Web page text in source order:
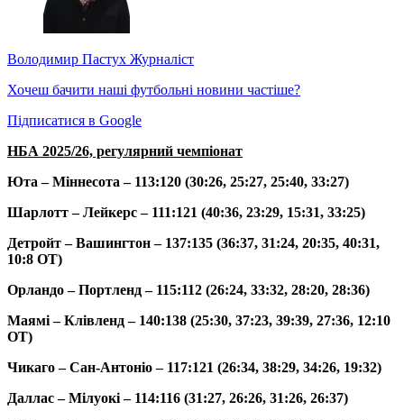
Володимир Пастух Журналіст
Хочеш бачити наші футбольні новини частіше?
Підписатися в Google
НБА 2025/26, регулярний чемпіонат
Юта – Міннесота – 113:120 (30:26, 25:27, 25:40, 33:27)
Шарлотт – Лейкерс – 111:121 (40:36, 23:29, 15:31, 33:25)
Детройт – Вашингтон – 137:135 (36:37, 31:24, 20:35, 40:31,
10:8 ОТ)
Орландо – Портленд – 115:112 (26:24, 33:32, 28:20, 28:36)
Маямі – Клівленд – 140:138 (25:30, 37:23, 39:39, 27:36, 12:10
ОТ)
Чикаго – Сан-Антоніо – 117:121 (26:34, 38:29, 34:26, 19:32)
Даллас – Мілуокі – 114:116 (31:27, 26:26, 31:26, 26:37)